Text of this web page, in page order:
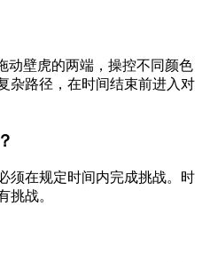
动壁虎的两端，操控不同颜色
杂路径，在时间结束前进入对
须在规定时间内完成挑战。时
挑战。